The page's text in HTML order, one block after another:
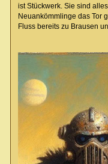
ist Stückwerk. Sie sind
Neuankömmlinge das Tor
Fluss bereits zu Brausen